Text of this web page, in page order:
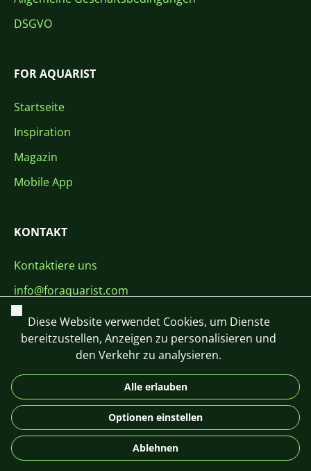
DSGVO
FOR AQUARIST
Startseite
Inspiration
Magazin
Mobile App
KONTAKT
Kontaktiere uns
info@foraquarist.com
+420 603 449 602
DE
© 2026 For Aquarist
Schließen
Diese Website verwendet Cookies, um Dienste
bereitzustellen, Anzeigen zu personalisieren und
den Verkehr zu analysieren.
Alle erlauben
Optionen einstellen
Ablehnen